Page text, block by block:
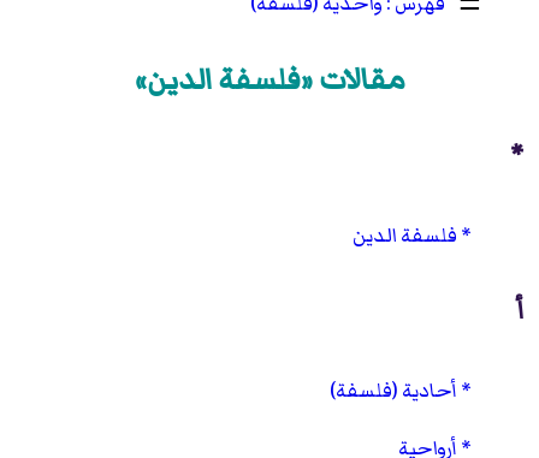
مقالات «فلسفة الدين»
*
فلسفة الدين
أ
أحادية (فلسفة)
أرواحية